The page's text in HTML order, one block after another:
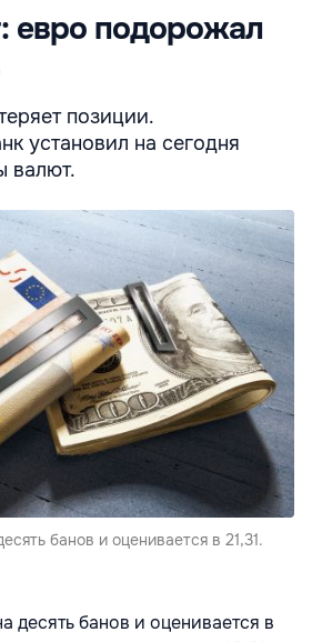
евро подорожал
позиции.
установил на сегодня
валют.
банов и оценивается в 21,31.
десять банов и оценивается в